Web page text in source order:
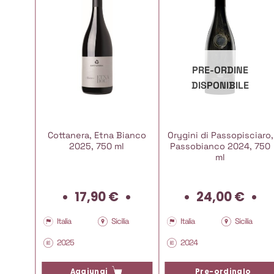
Cottanera, Etna Bianco
2025, 750 ml
17,90€
Italia Sicilia
2025
Aggiungi
PRE-ORDINE
DISPONIBILE
Orygini di Passopisciaro,
Passobianco 2024, 750
ml
24,00€
Italia Sicilia
2024
Pre-ordinalo